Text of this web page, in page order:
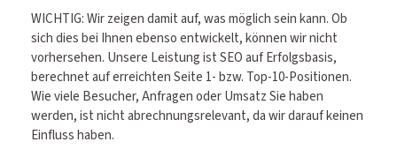
WICHTIG: Wir zeigen damit auf, was möglich sein kann. Ob
sich dies bei Ihnen ebenso entwickelt, können wir nicht
vorhersehen. Unsere Leistung ist SEO auf Erfolgsbasis,
berechnet auf erreichten Seite 1- bzw. Top-10-Positionen.
Wie viele Besucher, Anfragen oder Umsatz Sie haben
werden, ist nicht abrechnungsrelevant, da wir darauf keinen
Einfluss haben.